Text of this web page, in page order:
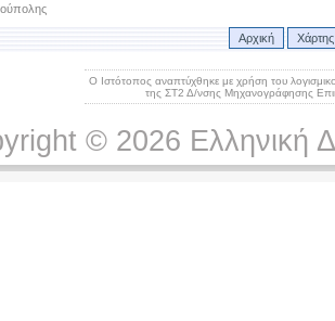
Αρχική
Ο Ιστότοπος αναπτύχθηκε με χρήση του
της ΣΤ2 Δ/νσης Μηχανογράφησης
© 2026 Ελληνική